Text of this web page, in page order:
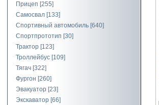
Прицеп [255]
Самосвал [133]
Спортивный автомобиль [640]
Спортпрототип [30]
Трактор [123]
Троллейбус [109]
Тягач [322]
Фургон [260]
Эвакуатор [23]
Экскаватор [66]